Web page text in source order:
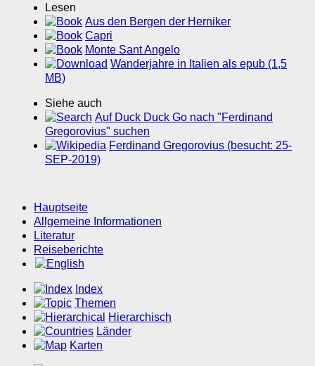
Lesen
Aus den Bergen der Herniker
Capri
Monte Sant Angelo
Wanderjahre in Italien als epub (1,5
MB)
Siehe auch
Auf Duck Duck Go nach "Ferdinand
Gregorovius" suchen
Ferdinand Gregorovius (besucht: 25-
SEP-2019)
Hauptseite
Allgemeine Informationen
Literatur
Reiseberichte
Index
Themen
Hierarchisch
Länder
Karten